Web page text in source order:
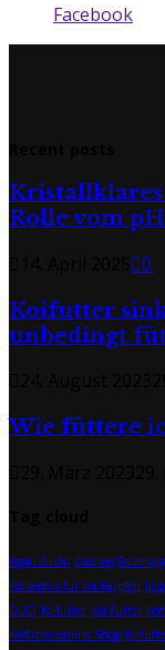
Facebook
Kristallklares
Rolle vom
0
Koifutter
unbedingt
Wie füttere
Agricultural Coating
Futtermix für Koi Karpfen
DUO Koifutter Koi Futter
Koifutter online Shop